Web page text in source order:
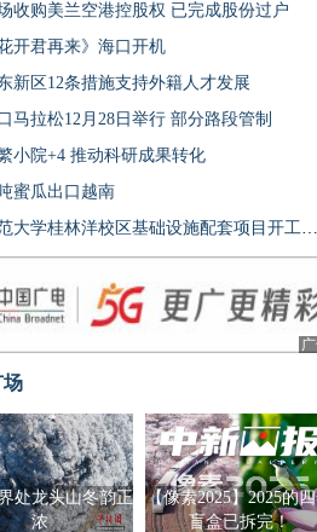
收购美兰空港控股权 已完成股份过户
开君再来》海口开机
新区12条措施支持外籍人才发展
马拉松12月28日举行 部分路段管制
小院+4 推动科研成果转化
蜜瓜出口越南
海南师范大学桂林洋校区基础设施配套项目开工建设
场
处龙头山冬韵正
浓
【像素2025】2025的
盲盒已拆完！